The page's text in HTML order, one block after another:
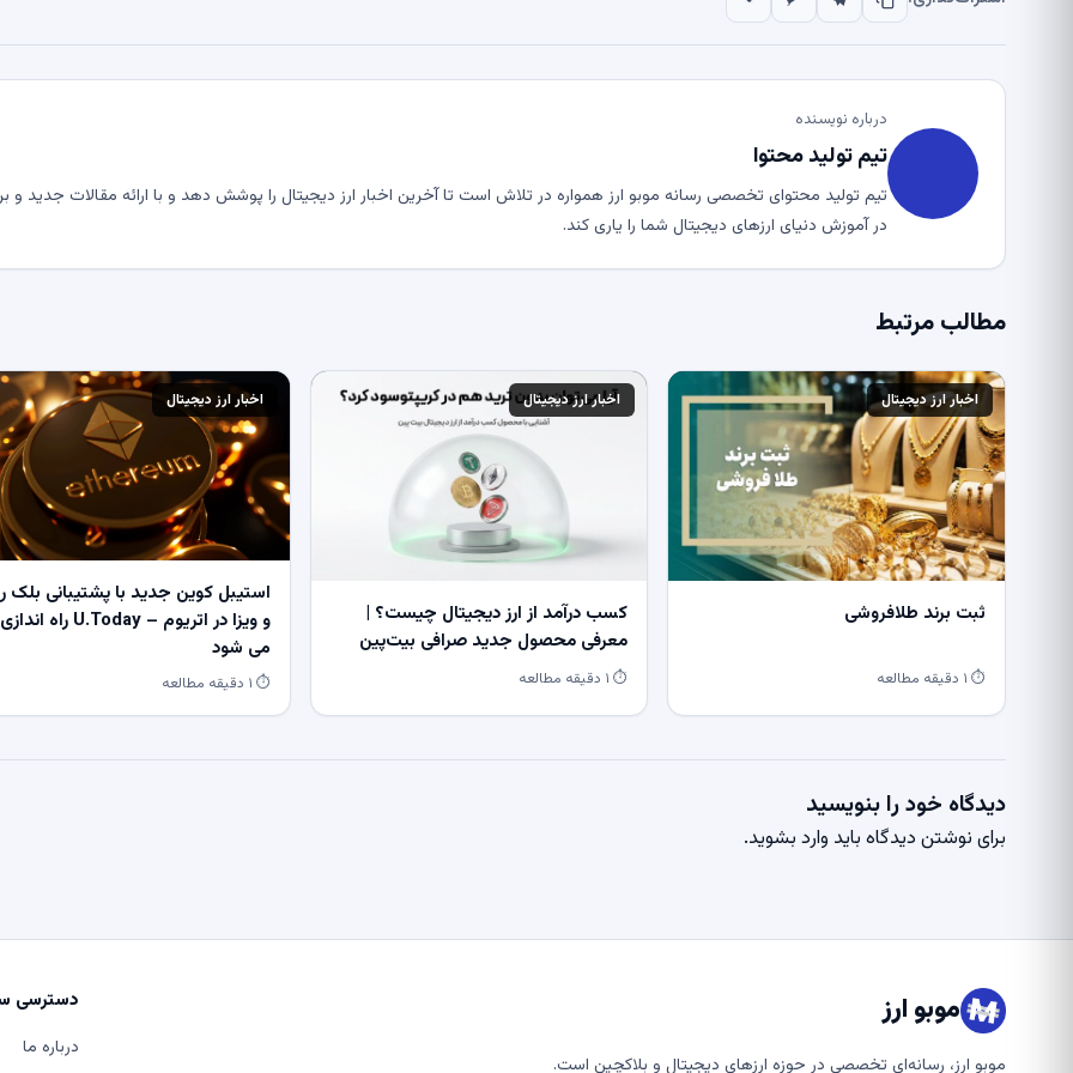
درباره نویسنده
تیم تولید محتوا
تیم تولید محتوای تخصصی رسانه موبو ارز همواره در تلاش است تا آخرین اخبار ارز دیجیتال را پوشش دهد و با ارائه مقالات جدید و
در آموزش دنیای ارزهای دیجیتال شما را یاری کند.
مطالب مرتبط
اخبار ارز دیجیتال
ثبت برند طلافروشی
⏱ ۱ دقیقه مطالعه
اخبار ارز دیجیتال
کسب درآمد از ارز دیجیتال چیست؟ |
معرفی محصول جدید صرافی بیت‌پین
⏱ ۱ دقیقه مطالعه
اخبار ارز دیجیتال
استیبل کوین جدید با پشتیبانی بلک
و ویزا در اتریوم – U.Today راه اندازی
می شود
⏱ ۱ دقیقه مطالعه
دیدگاه خود را بنویسید
برای نوشتن دیدگاه باید وارد بشوید.
موبو ارز
موبو ارز، رسانه‌ای تخصصی در حوزه ارزهای دیجیتال و بلاکچین است.
دسترسی
درباره ما